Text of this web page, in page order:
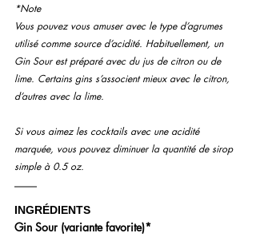
*Note
Vous pouvez vous amuser avec le type d’agrumes
utilisé comme source d’acidité. Habituellement, un
Gin Sour est préparé avec du jus de citron ou de
lime. Certains gins s’associent mieux avec le citron,
d’autres avec la lime.
Si vous aimez les cocktails avec une acidité
marquée, vous pouvez diminuer la quantité de sirop
simple à 0.5 oz.
INGRÉDIENTS
Gin Sour (variante favorite)*